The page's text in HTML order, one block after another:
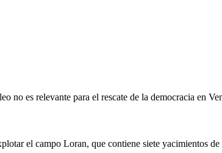
no es relevante para el rescate de la democracia en
el campo Loran, que contiene siete yacimientos